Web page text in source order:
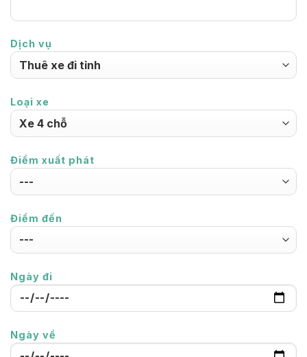
Dịch vụ
Loại xe
Điểm xuất phát
Điểm đến
Ngày đi
Ngày về